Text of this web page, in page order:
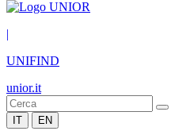
|
UNIFIND
unior.it
IT EN